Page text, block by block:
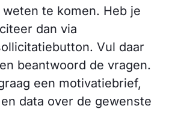
te komen. Heb je
dan via
Vul daar
beantwoord de vragen.
een motivatiebrief,
data over de gewenste